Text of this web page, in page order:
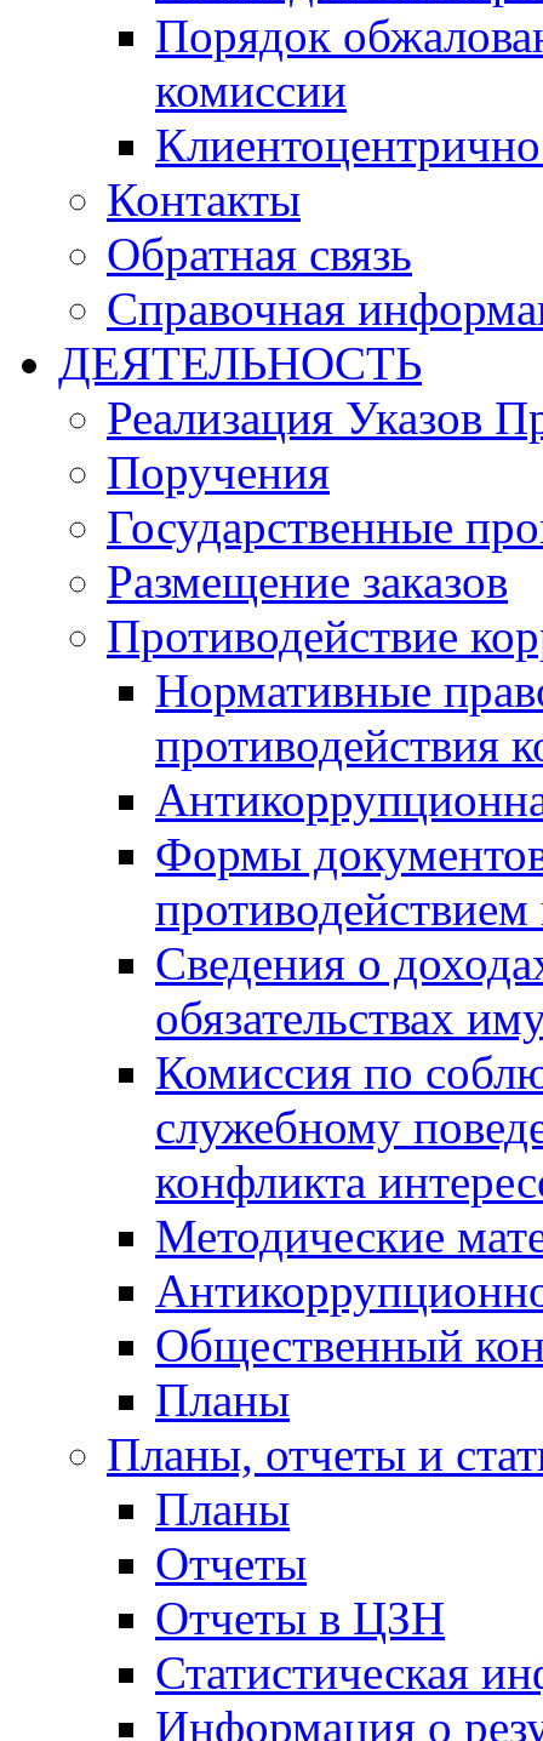
Порядок
комиссии
Контакты
Обратная связь
Справочная
ДЕЯТЕЛЬНОСТЬ
Реализация Указов
Поручения
Государственные
Размещение заказов
Противодействие
Нормативные
противодействия
Формы
Сведения о
обязательствах
Комиссия по
служебному
конфликта
Методические
Общественный
Планы
Планы, отчеты и
Планы
Отчеты
Отчеты в ЦЗН
Статистическая
Информация о